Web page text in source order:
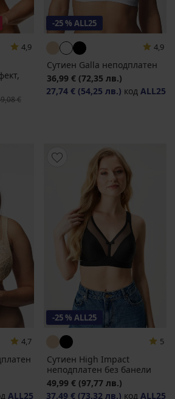
4,9
цена
€
-25 % ALL25
4,9
Сутиен Galla неподплатен
36,99 € (72,35 лв.)
27,74 € (54,25 лв.) код ALL25
4,7
ALL25
-25 % ALL25
5
Сутиен High Impact
неподплатен без банели
49,99 € (97,77 лв.)
37,49 € (73,32 лв.) код ALL25